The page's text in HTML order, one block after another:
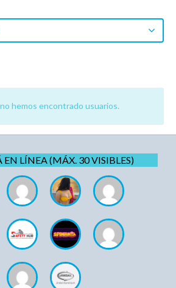
hemos encontrado usuarios.
EN LÍNEA (MÁX. 30 VISIBLES)